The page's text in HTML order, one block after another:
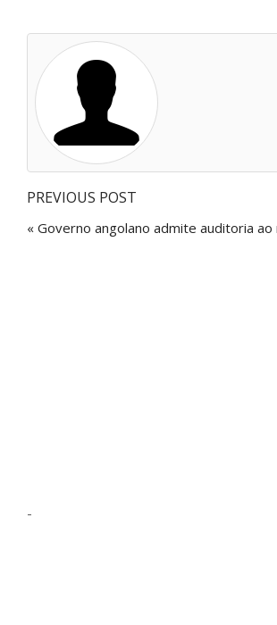
PREVIOUS POST
« Governo angolano admite auditoria
-